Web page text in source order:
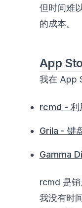
但时间难
的成本。
App
我在 App
rcmd - 利
Grila - 键
Gamma
rcmd 是
我没有时